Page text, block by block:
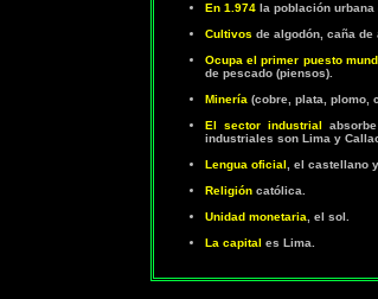
En 1.974 la población
Cultivos de algodón, caña
Ocupa el primer puesto
de pescado (piensos).
Minería (cobre, plata, plomo,
El sector industrial
industriales son Lima y
Lengua oficial, el castellano
Religión católica.
Unidad monetaria, el sol.
La capital es Lima.